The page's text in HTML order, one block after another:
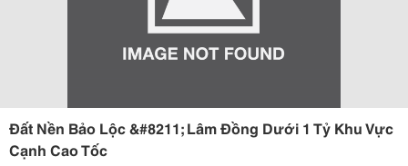
Đất Nền Bảo Lộc &#8211; Lâm Đồng Dưới 1 Tỷ Khu Vực
Cạnh Cao Tốc